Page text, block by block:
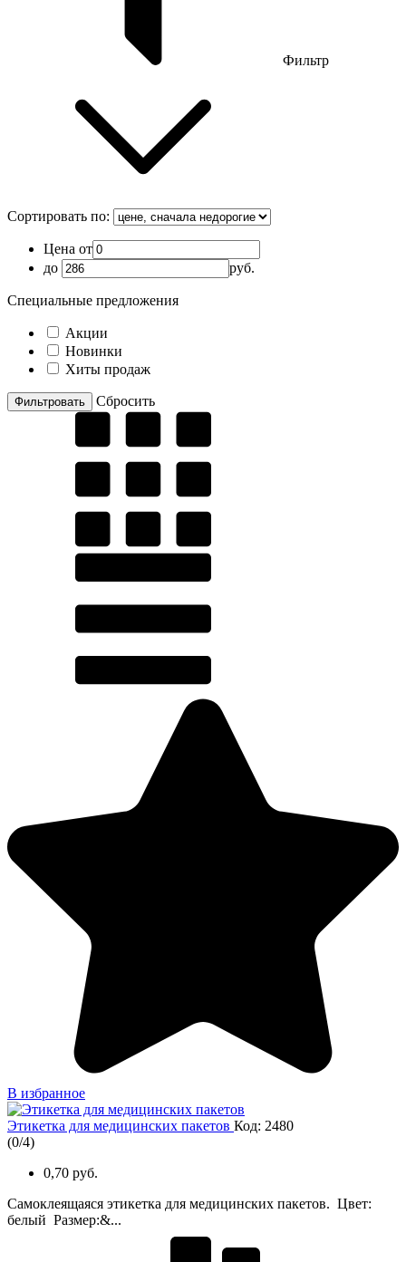
Фильтр
Сортировать по:
Цена от
до
руб.
Специальные предложения
Акции
Новинки
Хиты продаж
Cбросить
В избранное
Этикетка для медицинских пакетов Код: 2480
(0/4)
0,70 руб.
Самоклеящаяся этикетка для медицинских пакетов. Цвет:
белый Размер:&...